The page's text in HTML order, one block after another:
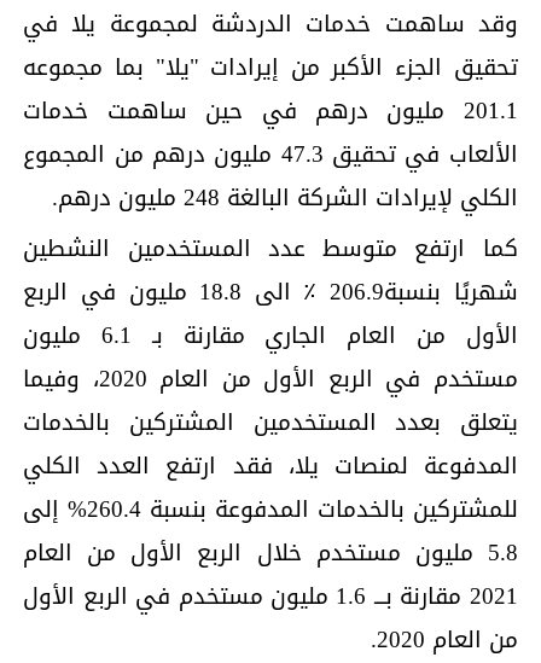
وقد ساهمت خدمات الدردشة لمجموعة يلا في
تحقيق الجزء الأكبر من إيرادات "يلا" بما مجموعه
201.1 مليون درهم في حين ساهمت خدمات
الألعاب في تحقيق 47.3 مليون درهم من المجموع
الكلي لإيرادات الشركة البالغة 248 مليون درهم.
كما ارتفع متوسط عدد المستخدمين النشطين
شهريًا بنسبة206.9 ٪ الى 18.8 مليون في الربع
الأول من العام الجاري مقارنة بـ 6.1 مليون
مستخدم في الربع الأول من العام 2020، وفيما
يتعلق بعدد المستخدمين المشتركين بالخدمات
المدفوعة لمنصات يلا، فقد ارتفع العدد الكلي
للمشتركين بالخدمات المدفوعة بنسبة 260.4% إلى
5.8 مليون مستخدم خلال الربع الأول من العام
2021 مقارنة بـــ 1.6 مليون مستخدم في الربع الأول
من العام 2020.